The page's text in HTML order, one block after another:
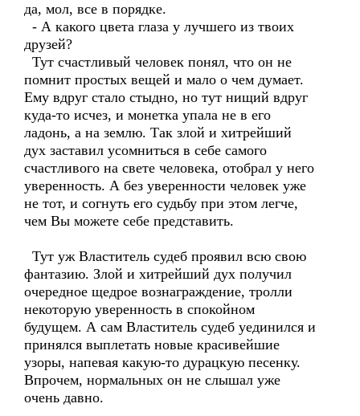
да, мол, все в порядке.
- А какого цвета глаза у лучшего из твоих
друзей?
Тут счастливый человек понял, что он не
помнит простых вещей и мало о чем думает.
Ему вдруг стало стыдно, но тут нищий вдруг
куда-то исчез, и монетка упала не в его
ладонь, а на землю. Так злой и хитрейший
дух заставил усомниться в себе самого
счастливого на свете человека, отобрал у него
уверенность. А без уверенности человек уже
не тот, и согнуть его судьбу при этом легче,
чем Вы можете себе представить.
Тут уж Властитель судеб проявил всю свою
фантазию. Злой и хитрейший дух получил
очередное щедрое вознаграждение, тролли
некоторую уверенность в спокойном
будущем. А сам Властитель судеб уединился и
принялся выплетать новые красивейшие
узоры, напевая какую-то дурацкую песенку.
Впрочем, нормальных он не слышал уже
очень давно.